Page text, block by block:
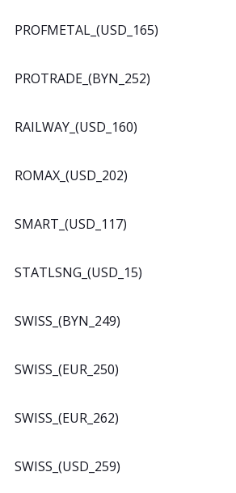
PROFMETAL_(USD_165)
PROTRADE_(BYN_252)
RAILWAY_(USD_160)
ROMAX_(USD_202)
SMART_(USD_117)
STATLSNG_(USD_15)
SWISS_(BYN_249)
SWISS_(EUR_250)
SWISS_(EUR_262)
SWISS_(USD_259)